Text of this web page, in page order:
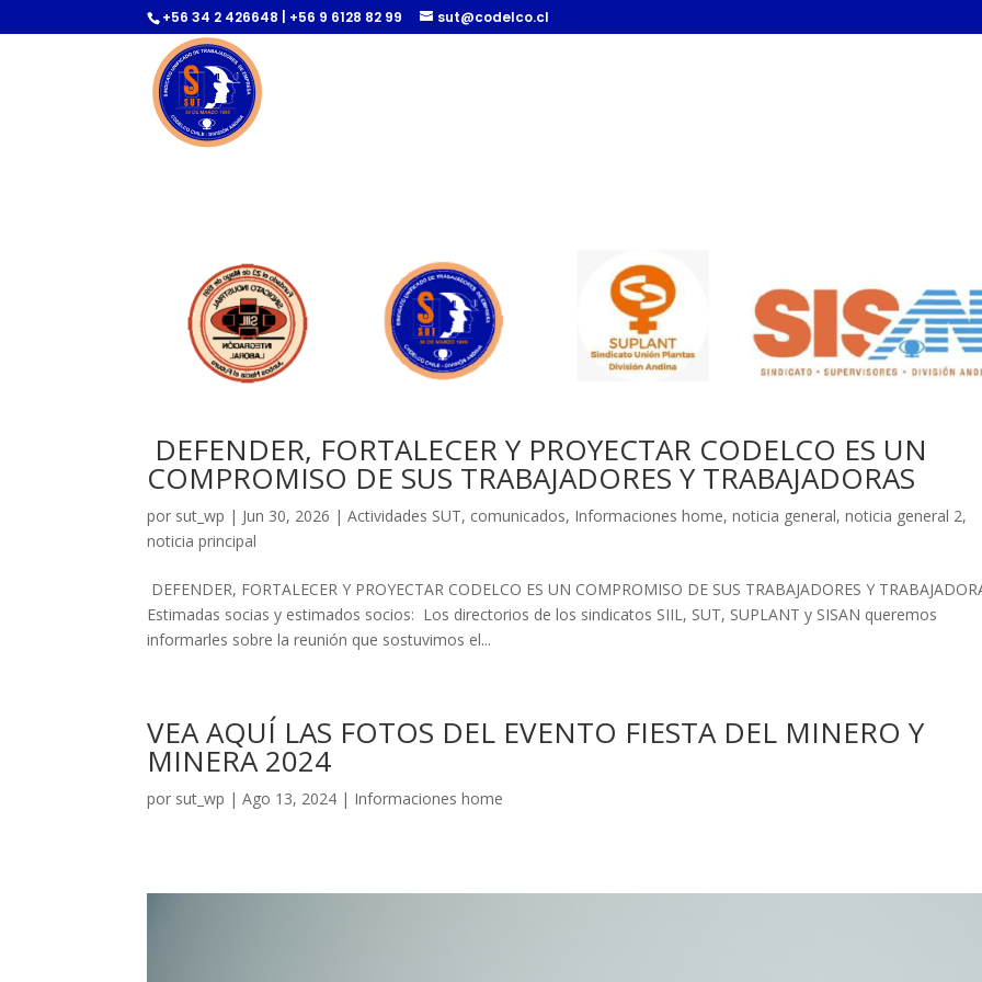
+56 34 2 426648 | +56 9 6128 82 99 sut@codelco.cl
DEFENDER, FORTALECER Y PROYECTAR CODELCO ES UN
COMPROMISO DE SUS TRABAJADORES Y TRABAJADORAS
por sut_wp | Jun 30, 2026 |Actividades SUT, comunicados, Informaciones home,noticia general,noticia general 2,
noticia principal
DEFENDER, FORTALECER Y PROYECTAR CODELCO ES UN COMPROMISO DE SUS TRABAJADORES Y
Estimadas socias y estimados socios: Los directorios de los sindicatos SIIL, SUT, SUPLANT y SISAN queremos
informarles sobre la reunión que sostuvimos el...
VEA AQUÍ LAS FOTOS DEL EVENTO FIESTA DEL MINERO Y
MINERA 2024
por sut_wp |Ago 13, 2024 | Informaciones home